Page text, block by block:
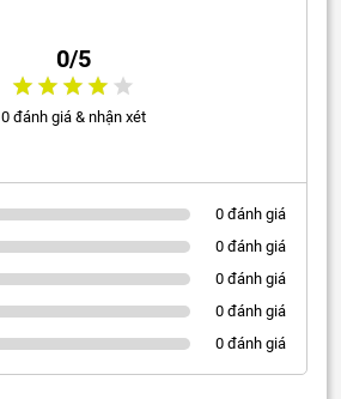
0/5
0 đánh giá & nhận xét
0 đánh giá
0 đánh giá
0 đánh giá
0 đánh giá
0 đánh giá